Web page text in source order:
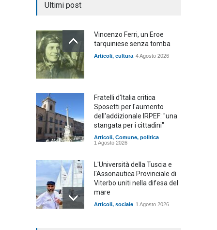
Ultimi post
Vincenzo Ferri, un Eroe
tarquiniese senza tomba
Articoli, cultura 4 Agosto 2026
Fratelli d'Italia critica
Sposetti per l'aumento
dell'addizionale IRPEF: "una
stangata per i cittadini"
Articoli, Comune, politica
1 Agosto 2026
L'Università della Tuscia e
l'Assonautica Provinciale di
Viterbo uniti nella difesa del
mare
Articoli, sociale 1 Agosto 2026